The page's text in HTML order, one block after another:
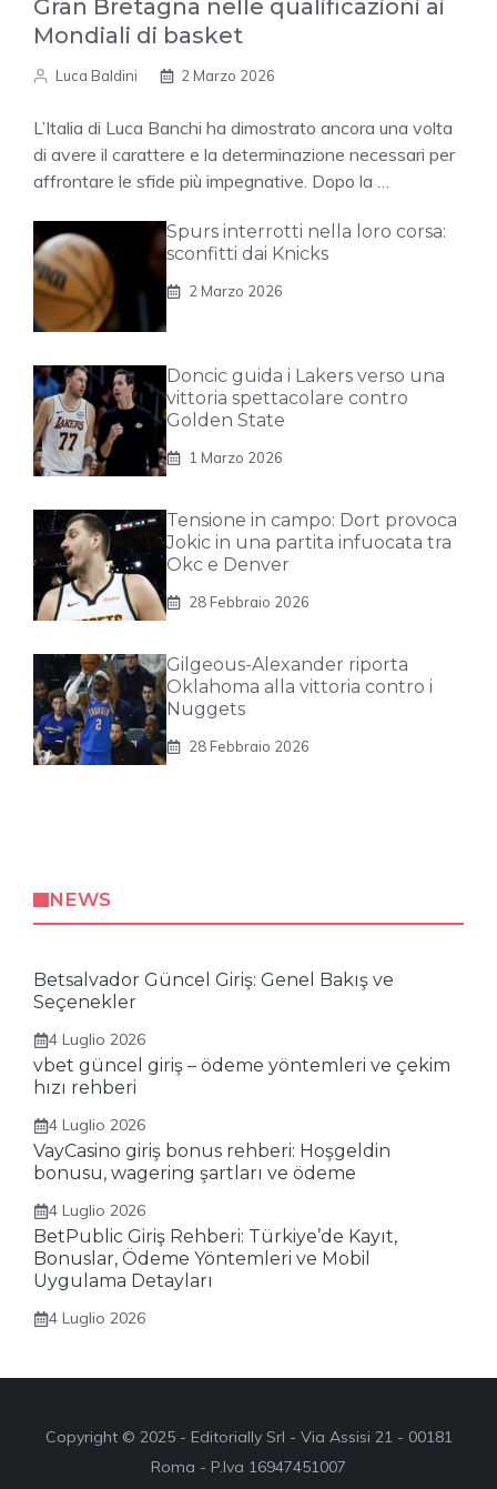
Gran Bretagna nelle qualificazioni ai
Mondiali di basket
Luca Baldini 2 Marzo 2026
L’Italia di Luca Banchi ha dimostrato ancora una volta
di avere il carattere e la determinazione necessari per
affrontare le sfide più impegnative. Dopo la …
Spurs interrotti nella loro corsa:
sconfitti dai Knicks
2 Marzo 2026
Doncic guida i Lakers verso una
vittoria spettacolare contro
Golden State
1 Marzo 2026
Tensione in campo: Dort provoca
Jokic in una partita infuocata tra
Okc e Denver
28 Febbraio 2026
Gilgeous-Alexander riporta
Oklahoma alla vittoria contro i
Nuggets
28 Febbraio 2026
NEWS
Betsalvador Güncel Giriş: Genel Bakış ve
Seçenekler
4 Luglio 2026
vbet güncel giriş – ödeme yöntemleri ve çekim
hızı rehberi
4 Luglio 2026
VayCasino giriş bonus rehberi: Hoşgeldin
bonusu, wagering şartları ve ödeme
4 Luglio 2026
BetPublic Giriş Rehberi: Türkiye’de Kayıt,
Bonuslar, Ödeme Yöntemleri ve Mobil
Uygulama Detayları
4 Luglio 2026
Copyright © 2025 - Editorially Srl - Via Assisi 21 - 00181
Roma - P.Iva 16947451007